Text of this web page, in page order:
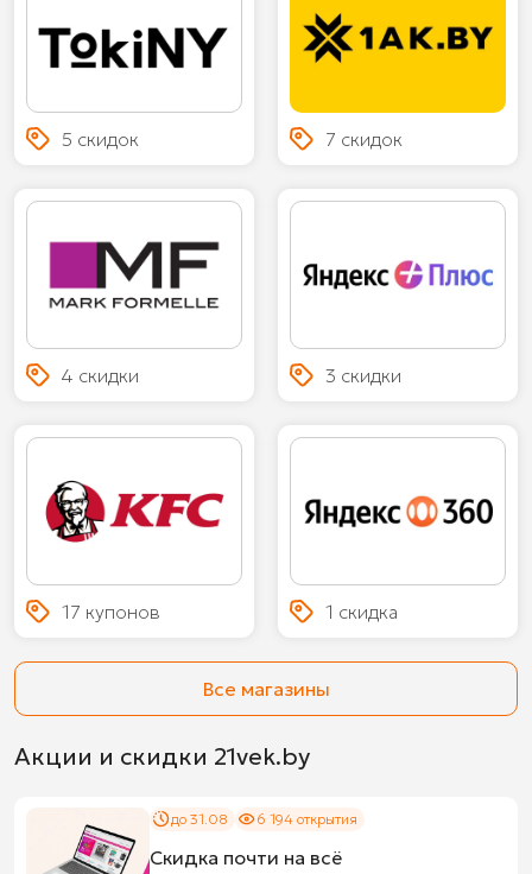
5 скидок 7 скидок
4 скидки 3 скидки
17 купонов 1 скидка
Все магазины
Акции и скидки 21vek.by
до 31.08 6 194 открытия
Скидка почти на всё